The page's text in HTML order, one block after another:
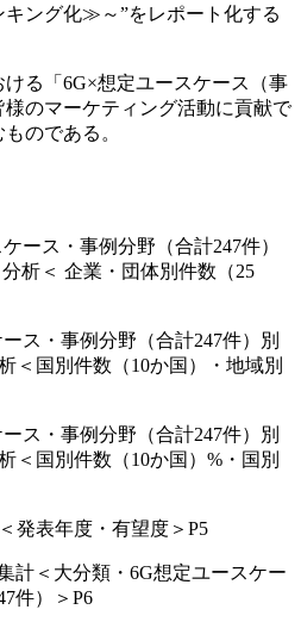
キング化≫～”をレポート化する
る「6G×想定ユースケース（事
のマーケティング活動に貢献で
のである。
ース・事例分野（合計247件）
析＜ 企業・団体別件数（25
ス・事例分野（合計247件）別
国別件数（10か国）・地域別
ス・事例分野（合計247件）別
国別件数（10か国）%・国別
発表年度・有望度＞P5
計＜大分類・6G想定ユースケー
件）＞P6